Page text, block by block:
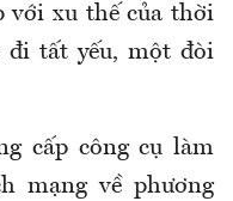
với xu thế của thời
đi tất yếu, một đòi
cấp công cụ làm
mạng về phương